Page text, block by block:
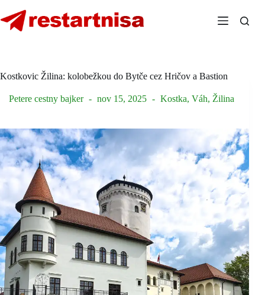
to
content
Kostkovic Žilina: kolobežkou do Bytče cez Hričov a Bastion
Petere cestny bajker nov 15, 2025 Kostka, Váh, Žilina